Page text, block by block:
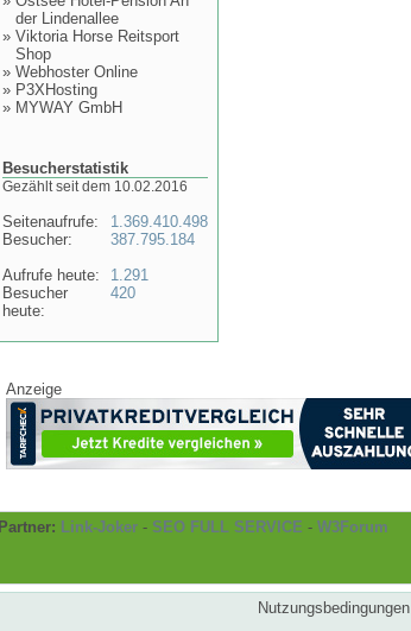
der Lindenallee
» Viktoria Horse Reitsport
Shop
» Webhoster Online
» P3XHosting
» MYWAY GmbH
Besucherstatistik
Gezählt seit dem 10.02.2016
Seitenaufrufe:
Besucher:
Aufrufe heute:
Besucher
heute:
1.369.410.498
387.795.184
1.291
420
Anzeige
Partner: Link-Joker - SEO FULL SERVICE - W3Forum
Nutzungsbedingungen